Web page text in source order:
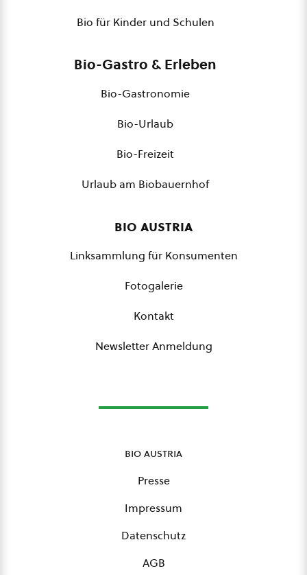
Bio für Kinder und Schulen
Bio-Gastro & Erleben
Bio-Gastronomie
Bio-Urlaub
Bio-Freizeit
Urlaub am Biobauernhof
bio austria
Linksammlung für Konsumenten
Fotogalerie
Kontakt
Newsletter Anmeldung
bio austria
Presse
Impressum
Datenschutz
AGB